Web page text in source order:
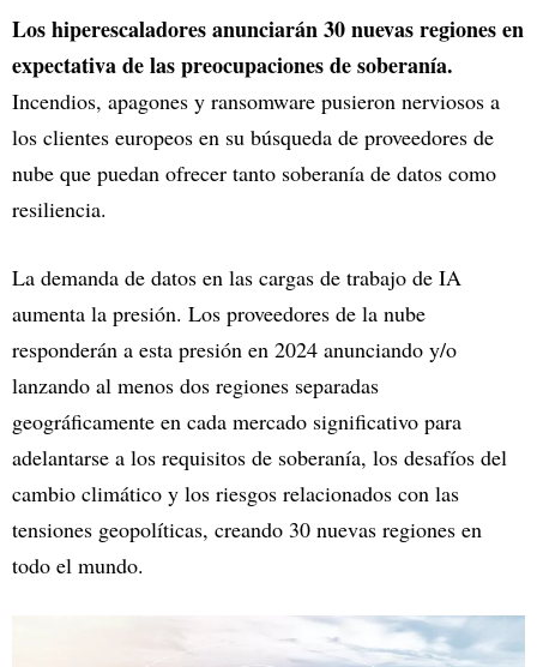
Los hiperescaladores anunciarán 30 nuevas regiones en
expectativa de las preocupaciones de soberanía.
Incendios, apagones y ransomware pusieron nerviosos a
los clientes europeos en su búsqueda de proveedores de
nube que puedan ofrecer tanto soberanía de datos como
resiliencia.
La demanda de datos en las cargas de trabajo de IA
aumenta la presión. Los proveedores de la nube
responderán a esta presión en 2024 anunciando y/o
lanzando al menos dos regiones separadas
geográficamente en cada mercado significativo para
adelantarse a los requisitos de soberanía, los desafíos del
cambio climático y los riesgos relacionados con las
tensiones geopolíticas, creando 30 nuevas regiones en
todo el mundo.